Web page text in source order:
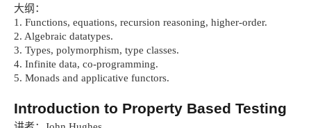
大纲：
1. Functions, equations, recursion reasoning, higher-order.
2. Algebraic datatypes.
3. Types, polymorphism, type classes.
4. Infinite data, co-programming.
5. Monads and applicative functors.
Introduction to Property Based Testing